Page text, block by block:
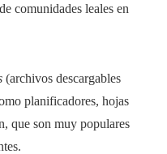
comunidades leales en
(archivos descargables
planificadores, hojas
que son muy populares